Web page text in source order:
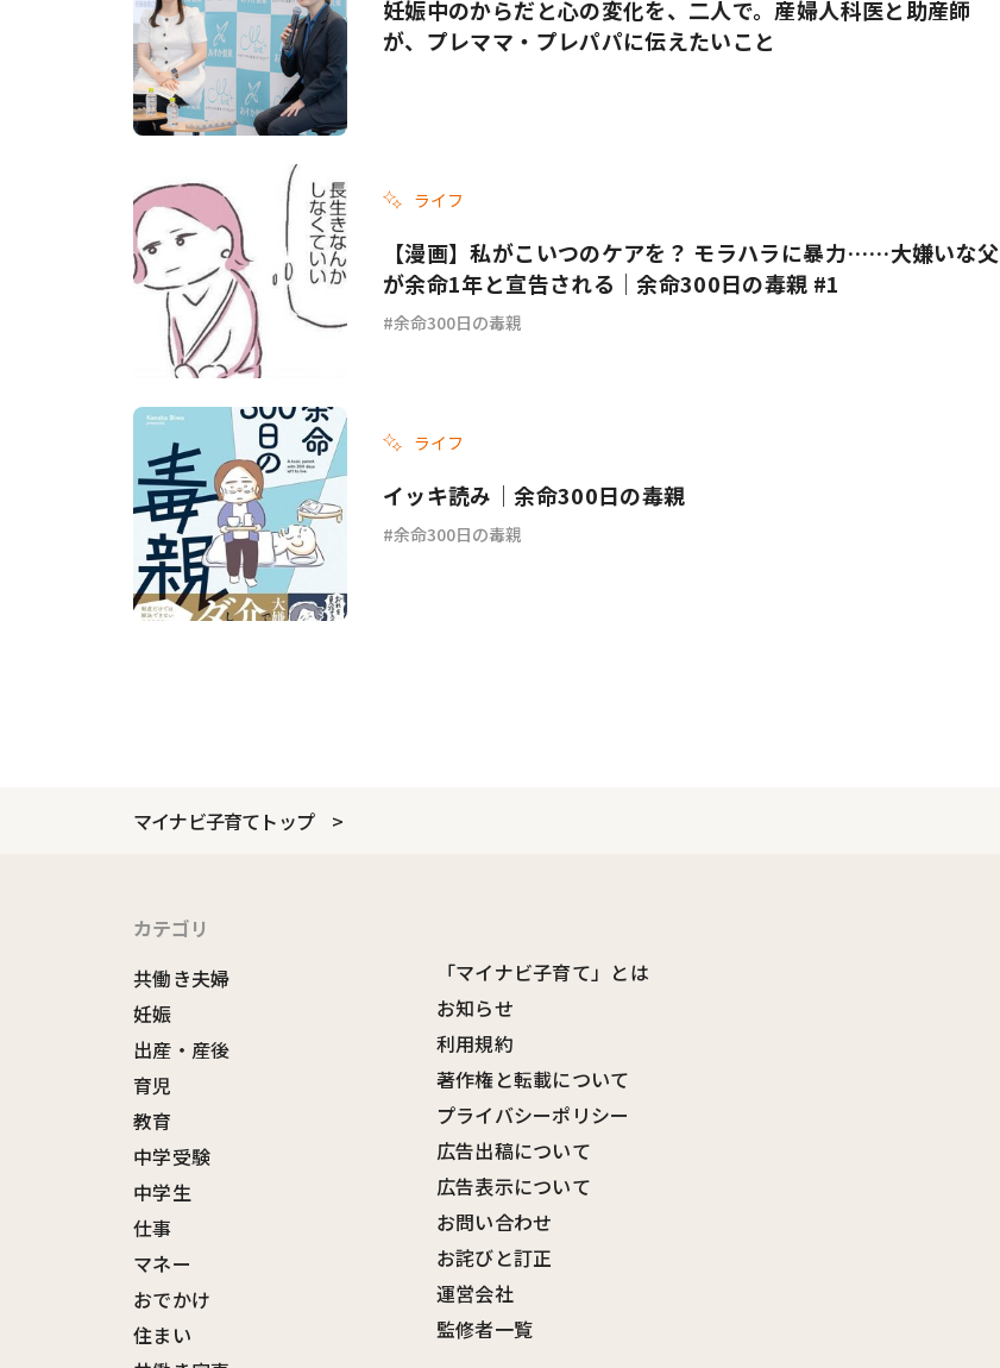
妊娠中のからだと心の変化を、二人で。産婦人科医と助産師
が、プレママ・プレパパに伝えたいこと
ライフ
【漫画】私がこいつのケアを？ モラハラに暴力……大嫌いな父
が余命1年と宣告される｜余命300日の毒親 #1
余命300日の毒親
ライフ
イッキ読み｜余命300日の毒親
余命300日の毒親
マイナビ子育てトップ
カテゴリ
共働き夫婦
妊娠
出産・産後
育児
教育
中学受験
中学生
仕事
マネー
おでかけ
住まい
「マイナビ子育て」とは
お知らせ
利用規約
著作権と転載について
プライバシーポリシー
広告出稿について
広告表示について
お問い合わせ
お詫びと訂正
運営会社
監修者一覧